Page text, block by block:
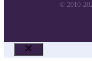
© 2010-
CLOSE